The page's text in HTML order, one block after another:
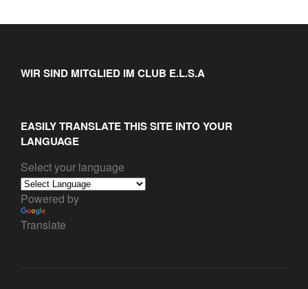
WIR SIND MITGLIED IM CLUB E.L.S.A
EASILY TRANSLATE THIS SITE INTO YOUR
LANGUAGE
Select your language
Powered by
Translate